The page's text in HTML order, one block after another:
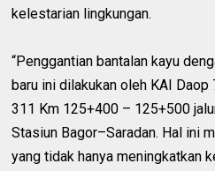
kelestarian lingkungan.
“Penggantian bantalan kayu
baru ini dilakukan oleh KAI
311 Km 125+400 – 125+500
Stasiun Bagor–Saradan. Hal ini
yang tidak hanya meningkatkan